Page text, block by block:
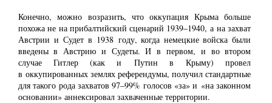
Конечно, можно возразить, что оккупация Крыма больше
похожа не на прибалтийский сценарий 1939‒1940, а на захват
Австрии и Судет в 1938 году, когда немецкие войска были
введены в Австрию и Судеты. И в первом, и во втором
случае Гитлер (как и Путин в Крыму) провел
в оккупированных землях референдумы, получил стандартные
для такого рода захватов 97‒99% голосов «за» и «на законном
основании» аннексировал захваченные территории.